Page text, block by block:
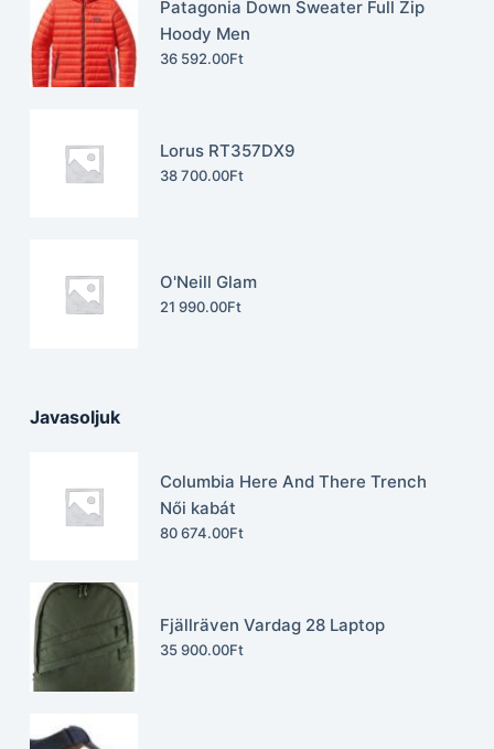
Patagonia Down Sweater Full Zip
Hoody Men
36 592.00Ft
Lorus RT357DX9
38 700.00Ft
O'Neill Glam
21 990.00Ft
Javasoljuk
Columbia Here And There Trench
Női kabát
80 674.00Ft
Fjällräven Vardag 28 Laptop
35 900.00Ft